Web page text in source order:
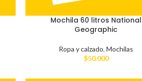
Mochila 60 litros National
Geographic
Ropa y calzado,Mochilas
$50.000